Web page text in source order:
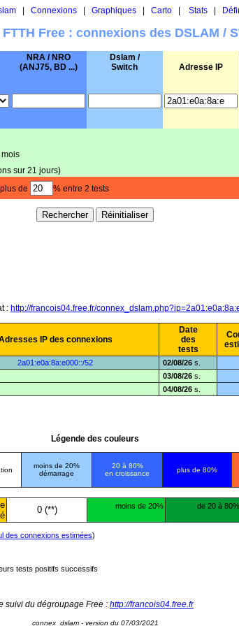
| Connexions| Graphiques| Carto| Stats|
Free : connexions des DSLAM /
NRA / NRO
(ANJ75, BD ...)
Dslam /
Switch
Adresse IP
sur 21 jours)
de % entre 2 tests
: http://francois04.free.fr/
IP des connexions
Date
des
tests
2a01:e0a:8a:e000::/52 02/08/26 s.
03/08/26 s.
04/08/26 s.
Légende des couleurs
moins de 20%
démarrage
20 à 80%
en croissance
plus de 80%
0 (**) moins de 20% de 20 à 80%
des connexions estimées)
tests positifs successifs
suivi du dégroupage Free : http://francois04.free.fr
connex_dslam - version du 07/03/2021